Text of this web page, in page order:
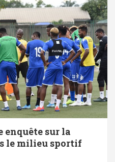
enquête sur la
le milieu sportif